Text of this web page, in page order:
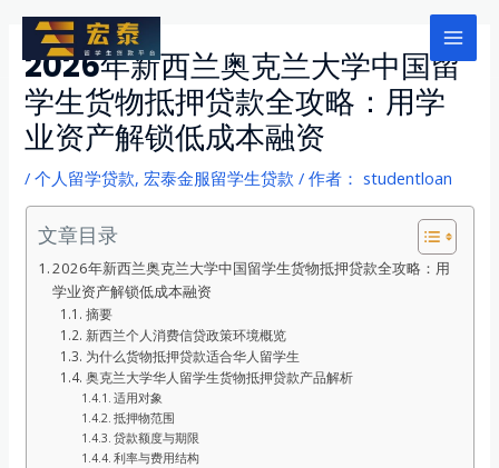
Main
2026年新西兰奥克兰大学中国留
学生货物抵押贷款全攻略：用学
业资产解锁低成本融资
/个人留学贷款, 宏泰金服留学生贷款 / 作者： studentloan
文章目录
2026年新西兰奥克兰大学中国留学生货物抵押贷款全攻略：用
学业资产解锁低成本融资
摘要
新西兰个人消费信贷政策环境概览
为什么货物抵押贷款适合华人留学生
奥克兰大学华人留学生货物抵押贷款产品解析
适用对象
抵押物范围
贷款额度与期限
利率与费用结构